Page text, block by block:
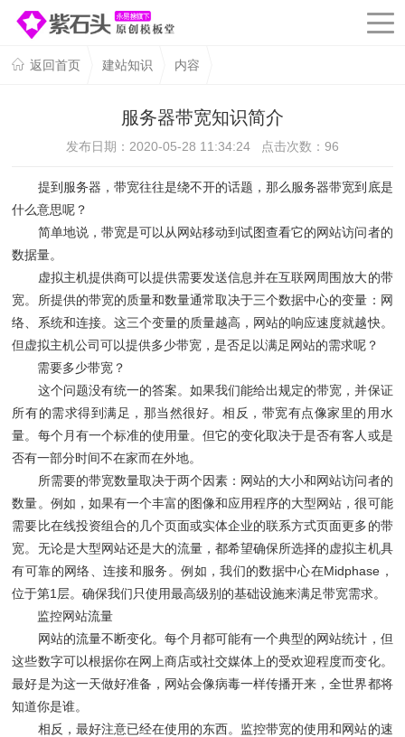
返回首页 建站知识 内容
服务器带宽知识简介
发布日期：2020-05-28 11:34:24 点击次数： 96
提到服务器，带宽往往是绕不开的话题，那么服务器带宽到底是
什么意思呢？
简单地说，带宽是可以从网站移动到试图查看它的网站访问者的
数据量。
虚拟主机提供商可以提供需要发送信息并在互联网周围放大的带
宽。所提供的带宽的质量和数量通常取决于三个数据中心的变量：网
络、系统和连接。这三个变量的质量越高，网站的响应速度就越快。
但虚拟主机公司可以提供多少带宽，是否足以满足网站的需求呢？
需要多少带宽？
这个问题没有统一的答案。如果我们能给出规定的带宽，并保证
所有的需求得到满足，那当然很好。相反，带宽有点像家里的用水
量。每个月有一个标准的使用量。但它的变化取决于是否有客人或是
否有一部分时间不在家而在外地。
所需要的带宽数量取决于两个因素：网站的大小和网站访问者的
数量。例如，如果有一个丰富的图像和应用程序的大型网站，很可能
需要比在线投资组合的几个页面或实体企业的联系方式页面更多的带
宽。无论是大型网站还是大的流量，都希望确保所选择的虚拟主机具
有可靠的网络、连接和服务。例如，我们的数据中心在Midphase，
位于第1层。确保我们只使用最高级别的基础设施来满足带宽需求。
监控网站流量
网站的流量不断变化。每个月都可能有一个典型的网站统计，但
这些数字可以根据你在网上商店或社交媒体上的受欢迎程度而变化。
最好是为这一天做好准备，网站会像病毒一样传播开来，全世界都将
知道你是谁。
相反，最好注意已经在使用的东西。监控带宽的使用和网站的速